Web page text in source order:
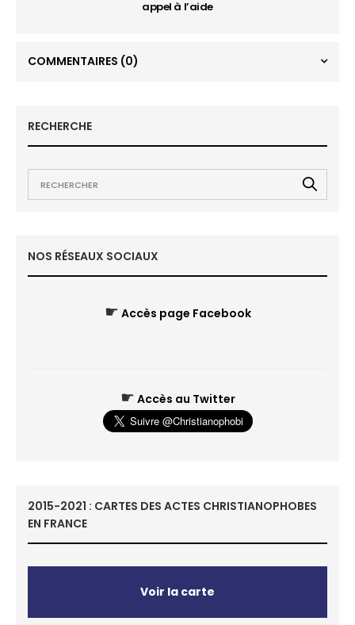
appel à l’aide
COMMENTAIRES (0)
RECHERCHE
NOS RÉSEAUX SOCIAUX
☛ Accès page Facebook
☛ Accès au Twitter
2015-2021 : CARTES DES ACTES CHRISTIANOPHOBES
EN FRANCE
Voir la carte